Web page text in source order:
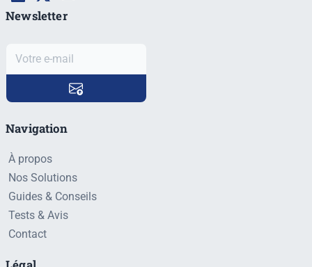
Navigation
À propos
Nos Solutions
Guides & Conseils
Tests & Avis
Contact
Newsletter